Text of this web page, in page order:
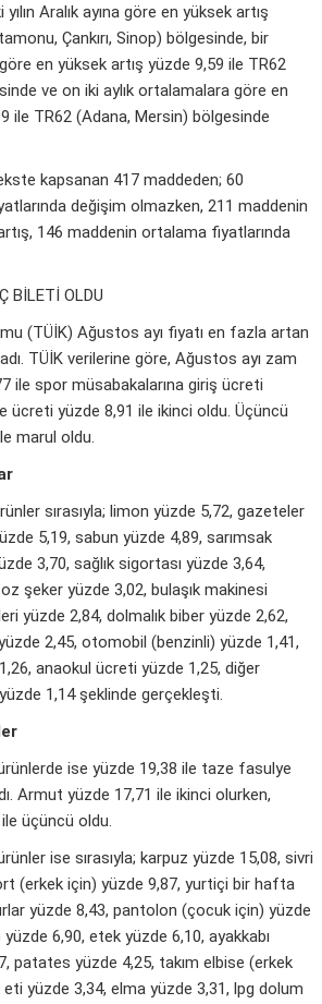
Aralık ayına göre en yüksek artış
Çankırı, Sinop) bölgesinde, bir
göre en yüksek artış yüzde 9,59 ile TR62
ve on iki aylık ortalamalara göre en
ile TR62 (Adana, Mersin) bölgesinde
kapsanan 417 maddeden; 60
değişim olmazken, 211 maddenin
146 maddenin ortalama fiyatlarında
BİLETİ OLDU
(TÜİK) Ağustos ayı fiyatı en fazla artan
TÜİK verilerine göre, Ağustos ayı zam
ile spor müsabakalarına giriş ücreti
ücreti yüzde 8,91 ile ikinci oldu. Üçüncü
marul oldu.
sırasıyla; limon yüzde 5,72, gazeteler
5,19, sabun yüzde 4,89, sarımsak
3,70, sağlık sigortası yüzde 3,64,
şeker yüzde 3,02, bulaşık makinesi
yüzde 2,84, dolmalık biber yüzde 2,62,
2,45, otomobil (benzinli) yüzde 1,41,
anaokul ücreti yüzde 1,25, diğer
1,14 şeklinde gerçekleşti.
ise yüzde 19,38 ile taze fasulye
Armut yüzde 17,71 ile ikinci olurken,
üçüncü oldu.
ise sırasıyla; karpuz yüzde 15,08, sivri
(erkek için) yüzde 9,87, yurtiçi bir hafta
yüzde 8,43, pantolon (çocuk için) yüzde
6,90, etek yüzde 6,10, ayakkabı
patates yüzde 4,25, takım elbise (erkek
yüzde 3,34, elma yüzde 3,31, lpg dolum